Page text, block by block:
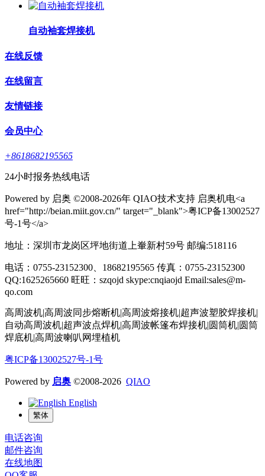
自动袖套焊接机
在线反馈
在线留言
友情链接
会员中心
+8618682195565
24小时报务热线电话
Powered by 启奥 ©2008-2026年 QIAO技术支持 启奥机电<a
href="http://beian.miit.gov.cn/" target="_blank">粤ICP备13002527
号-1号</a>
地址：深圳市龙岗区坪地街道上輋新村59号 邮编:518116
电话：0755-23152300、18682195565 传真：0755-23152300
QQ:1625265660 旺旺：szqojd skype:cnqiaojd Email:sales@m-
qo.com
高周波机|高周波同步熔断机|高周波熔接机|超声波塑胶焊接机|
自动高周波机|超声波点焊机|高周波帐篷布焊接机|圆筒机|圆筒
焊底机|高周波喇叭网埋植机
粤ICP备13002527号-1号
Powered by 启奥 ©2008-2026 QIAO
English
繁体
电话咨询
邮件咨询
在线地图